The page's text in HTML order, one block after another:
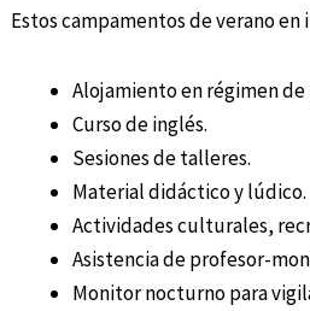
Estos campamentos de verano en
Alojamiento en régimen
Curso de inglés.
Sesiones de talleres.
Material didáctico y lúdico.
Actividades culturales,
Asistencia de profesor-
Monitor nocturno para